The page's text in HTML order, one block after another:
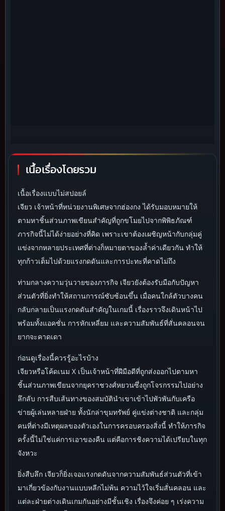
เนื้อเรื่องโดยรวม
เนื้อเรื่องแบบไม่สปอยล์
เจียว เจ้าหน้าที่หน่วยงานพิเศษจากฮ่องกง ได้รับมอบหมายให้
ตามหาชิ้นส่วนภาพเขียนสำคัญที่ถูกขโมยไปจากพิพิธภัณฑ์
ภารกิจนี้ไม่ได้ง่ายอย่างที่คิด เพราะเขาต้องเผชิญหน้ากับกลุ่มคู่
แข่งจากหลายประเทศที่ต่างก็หมายตาของล้ำค่าเดียวกัน ทำให้
ทุกก้าวเต็มไปด้วยแรงกดดันและการปะทะที่คาดไม่ถึง
ท่ามกลางความวุ่นวายของภารกิจ เจียวยังต้องรับมือกับปัญหา
ส่วนตัวที่ยิ่งทำให้สถานการณ์ซับซ้อนขึ้น เมื่อคนใกล้ตัวบางคน
กลับกลายเป็นแรงกดดันสำคัญในเกมนี้ เรื่องราวจึงเดินหน้าไป
พร้อมทั้งแอคชั่น การหักเหลี่ยม และความสัมพันธ์ที่สั่นคลอนจน
ยากจะคาดเดา
ก่อนดูเรื่องนี้ควรรู้อะไรบ้าง
เจียวหรือโค้ดเนม X เป็นเจ้าหน้าที่ฝีมือดีที่ถูกส่งออกไปตามหา
ชิ้นส่วนภาพเขียนจากยุคราชวงศ์หยวนซึ่งถูกโจรกรรมไปอย่าง
ลึกลับ การสืบเส้นทางของสมบัตินำเขาเข้าไปพัวพันกับเครือ
ข่ายผู้เล่นหลายฝ่าย ทั้งนักล่าขุมทรัพย์ คู่แข่งต่างชาติ และกลุ่ม
คนที่ต่างมีเหตุผลของตัวเองในการครอบครองสิ่งนี้ ทำให้ภารกิจ
ครั้งนี้ไม่ใช่แค่การเอาของคืน แต่คือการชิงความได้เปรียบในทุก
จังหวะ
ยิ่งสืบลึก เจียวก็ยิ่งเจอแรงกดดันจากความสัมพันธ์ส่วนตัวที่เข้า
มาเกี่ยวข้องกับงานแบบหลีกไม่พ้น ความไว้ใจเริ่มสั่นคลอน และ
แต่ละฝ่ายต่างเดินเกมกันอย่างมีชั้นเชิง เรื่องจึงค่อย ๆ เร่งความ